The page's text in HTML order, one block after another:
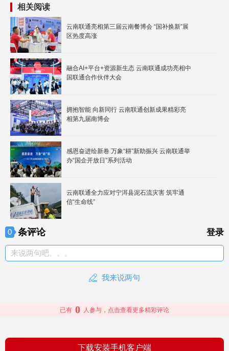
相关阅读
云南联通亮相第三届云南餐博会 “国补换新”展
区热度高涨
融合AI+平台+资源新生态 云南联通成功亮相中
国联通合作伙伴大会
拥抱智能 向新同行 云南联通创新成果精彩亮
相第九届南博会
感恩奋进绘新卷 万象“耕”新助振兴 云南联通举
办“国企开放日”系列活动
云南联通全力应对宁洱县泥石流灾害 筑牢通
信“生命线”
0 条评论 登录
来说两句吧。。。
我来说两句
已有 0 人参与，点击查看更多精彩评论
下载安装手机客户端